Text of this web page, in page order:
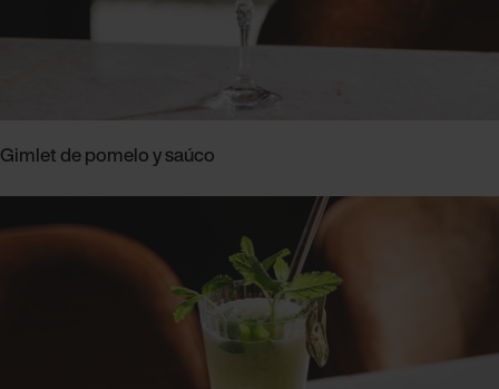
Gimlet de pomelo y saúco